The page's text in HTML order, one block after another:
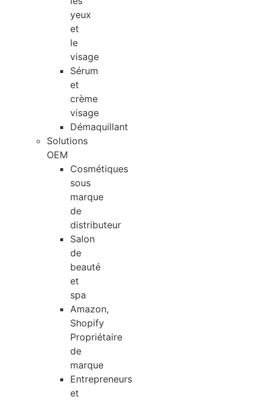
yeux
et
le
visage
Sérum
et
crème
visage
Démaquillant
Solutions
OEM
Cosmétiques
sous
marque
de
distributeur
Salon
de
beauté
et
spa
Amazon,
Shopify
Propriétaire
de
marque
Entrepreneurs
et